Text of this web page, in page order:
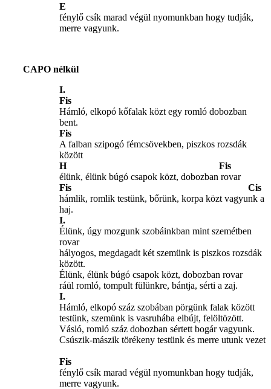
E
fénylő csík marad végül nyomunkban hogy tudják,
merre vagyunk.
CAPO nélkül
I.
Fis
Hámló, elkopó kőfalak közt egy romló dobozban
bent.
Fis
A falban szipogó fémcsövekben, piszkos rozsdák
között
H Fis
élünk, élünk búgó csapok közt, dobozban rovar
Fis Cis
hámlik, romlik testünk, bőrünk, korpa közt vagyunk a
haj.
I.
Élünk, úgy mozgunk szobáinkban mint szemétben
rovar
hályogos, megdagadt két szemünk is piszkos rozsdák
között.
Élünk, élünk búgó csapok közt, dobozban rovar
ráül romló, tompult fülünkre, bántja, sérti a zaj.
I.
Hámló, elkopó száz szobában pörgünk falak között
testünk, szemünk is vasruhába elbújt, felöltözött.
Vásló, romló száz dobozban sértett bogár vagyunk.
Csúszik-mászik törékeny testünk és merre utunk vezet
Fis
fénylő csík marad végül nyomunkban hogy tudják,
merre vagyunk.